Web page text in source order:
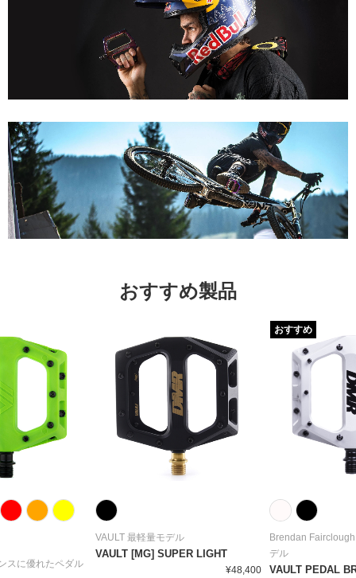
おすすめ製品
スに優れたペダル
VAULT 最軽量モデル
VAULT [MG] SUPER LIGHT
¥48,400
Brendan
デル
VAULT PEDAL
おすすめ